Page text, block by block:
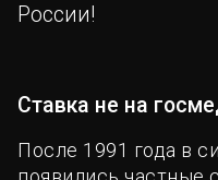
России!
Ставка не на
После 1991 года в